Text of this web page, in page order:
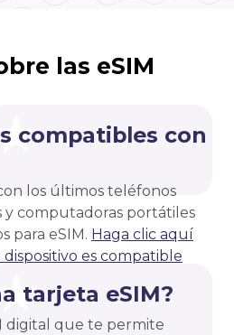
las eSIM
compatibles con
los últimos teléfonos
computadoras portátiles
para eSIM. Haga clic aquí
es compatible
tarjeta eSIM?
digital que te permite